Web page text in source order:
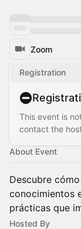
Zoom
Registration
This event is
contact the
About Event
Descubre
conocimientos
prácticas que
Hosted By